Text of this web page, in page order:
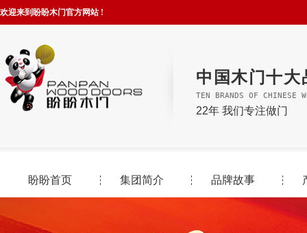
欢迎来到盼盼木门官方网站 !
中国木门十大
TEN BRANDS OF CHINESE
22年 我们专注做门
盼盼首页 集团简介 品牌故事